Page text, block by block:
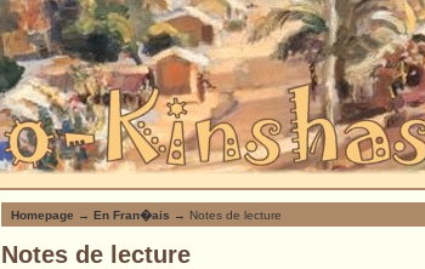
Homepage → En Fran�ais → Notes de lecture
Notes de lecture